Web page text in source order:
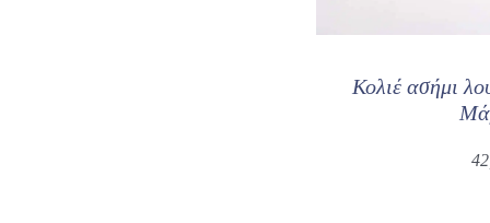
Κολιέ ασήμι